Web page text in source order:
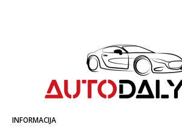
INFORMACIJA